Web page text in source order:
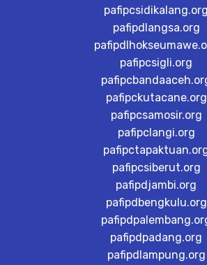
pafipcsidikalang.org
pafipdlangsa.org
pafipcsigli.org
pafipckutacane.org
pafipcsamosir.org
pafipclangi.org
pafipcsiberut.org
pafipdjambi.org
pafipdbengkulu.org
pafipdpadang.org
pafipdlampung.org